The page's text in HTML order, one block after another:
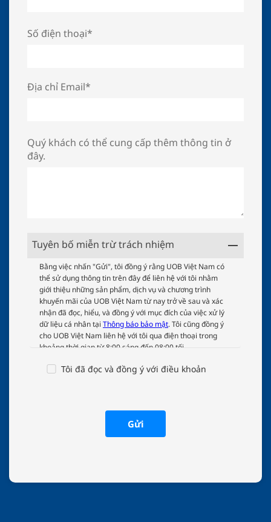
Số điện thoại*
Địa chỉ Email*
Quý khách có thể cung cấp thêm thông tin ở
đây.
Tuyên bố miễn trừ trách nhiệm
UOB
Terms
And
Conditions
Bằng việc nhấn "Gửi", tôi đồng ý rằng UOB Việt Nam có
thể sử dụng thông tin trên đây để liên hệ với tôi nhằm
giới thiệu những sản phẩm, dịch vụ và chương trình
khuyến mãi của UOB Việt Nam từ nay trở về sau và xác
nhận đã đọc, hiểu, và đồng ý với mục đích của việc xử lý
dữ liệu cá nhân tại Thông báo bảo mật. Tôi cũng đồng ý
cho UOB Việt Nam liên hệ với tôi qua điện thoại trong
khoảng thời gian từ 8:00 sáng đến 08:00 tối.
Tôi đã đọc và đồng ý với điều khoản
Gửi